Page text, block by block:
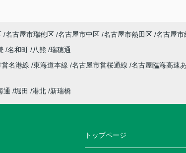
名古屋市瑞穂区 名古屋市中区 名古屋市熱田区 名古屋市
名和町 八熊 瑞穂通
名港線 東海道本線 名古屋市営桜通線 名古屋臨海高速
通 堀田 港北 新瑞橋
トップページ